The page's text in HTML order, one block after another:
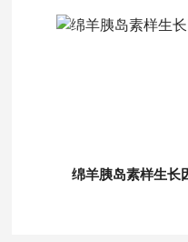
绵羊胰岛素样生长